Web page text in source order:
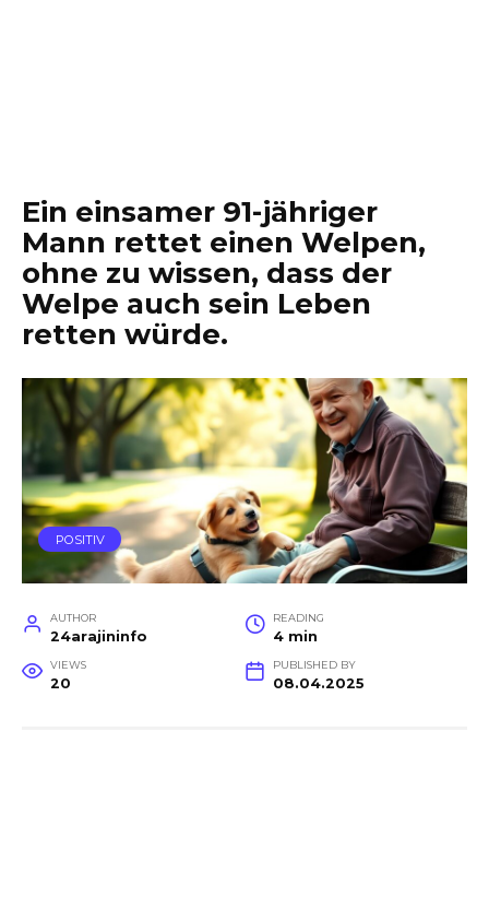
Ein einsamer 91-jähriger
Mann rettet einen Welpen,
ohne zu wissen, dass der
Welpe auch sein Leben
retten würde.
POSITIV
AUTHOR
24arajininfo
READING
4 min
VIEWS
20
PUBLISHED BY
08.04.2025